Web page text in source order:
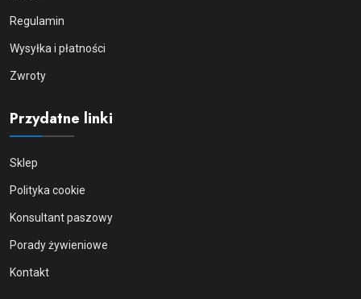
Regulamin
Wysyłka i płatności
Zwroty
Przydatne linki
Sklep
Polityka cookie
Konsultant paszowy
Porady żywieniowe
Kontakt